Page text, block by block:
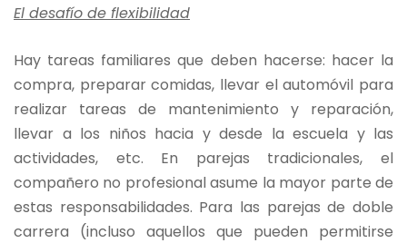
El desafío de flexibilidad
Hay tareas familiares que deben hacerse: hacer la
compra, preparar comidas, llevar el automóvil para
realizar tareas de mantenimiento y reparación,
llevar a los niños hacia y desde la escuela y las
actividades, etc. En parejas tradicionales, el
compañero no profesional asume la mayor parte de
estas responsabilidades. Para las parejas de doble
carrera (incluso aquellos que pueden permitirse